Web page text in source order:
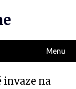
Menu
invaze na